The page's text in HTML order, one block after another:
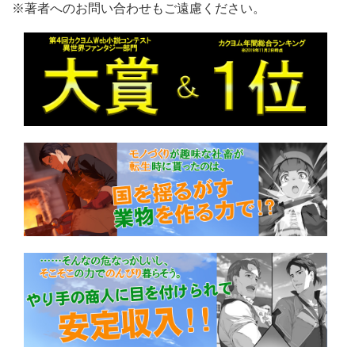
※著者へのお問い合わせもご遠慮ください。